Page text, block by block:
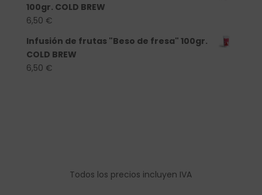
100gr. COLD BREW
6,50 €
Infusión de frutas "Beso de fresa" 100gr.
COLD BREW
6,50 €
Todos los precios incluyen IVA